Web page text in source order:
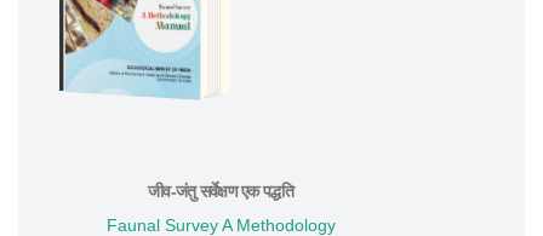
जीव-जंतु सर्वेक्षण एक पद्धति
Faunal Survey A Methodology